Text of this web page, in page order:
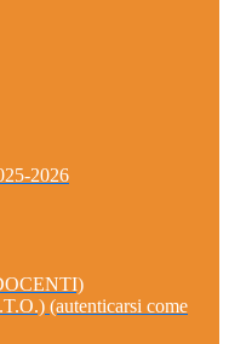
2026
(autenticarsi come